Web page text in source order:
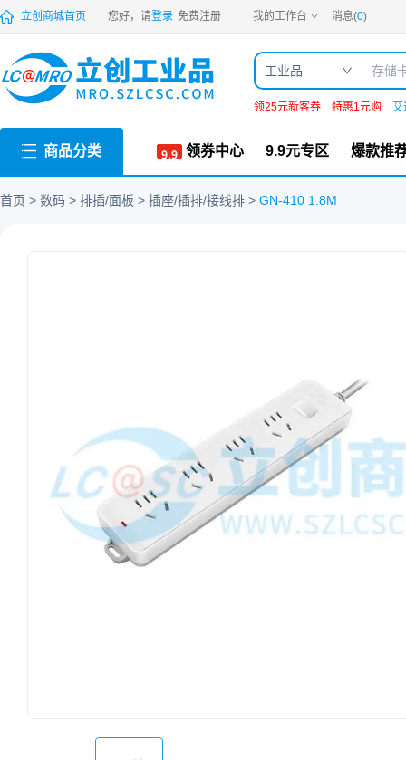
PDF 立创商城首页 您好，请登录 免费注册 我的工作台 消息(0)
工业品
领25元新客券 特惠1元购 艾
商品分类 领券中心 9.9元专区 爆款推
首页 数码 排插/面板 插座/插排/接线排 GN-410 1.8M